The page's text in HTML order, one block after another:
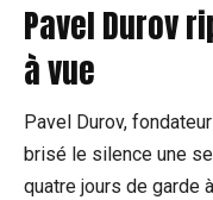
Pavel Durov
à vue
Pavel Durov,
brisé le silence une
quatre jours de garde